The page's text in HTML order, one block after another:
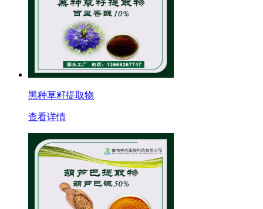
黑种草籽提取物
查看详情